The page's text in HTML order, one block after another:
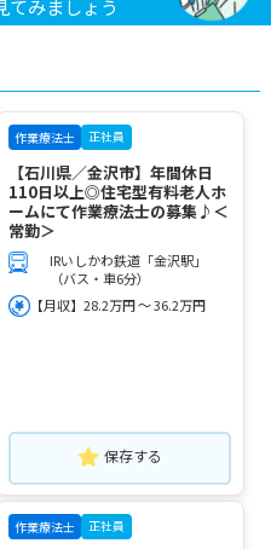
てみましょう
作業療法士 正社員
【石川県／金沢市】年間休日
110日以上◎住宅型有料老人ホ
ームにて作業療法士の募集♪＜
常勤＞
IRいしかわ鉄道「金沢駅」
（バス・車6分）
【月収】28.2万円 ～ 36.2万円
保存する
作業療法士 正社員